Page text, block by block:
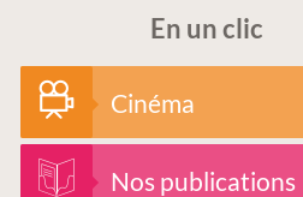
En un clic
Cinéma
Nos publications